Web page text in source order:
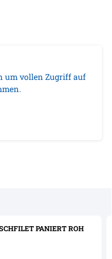
um vollen Zugriff auf
PANIERT ROH